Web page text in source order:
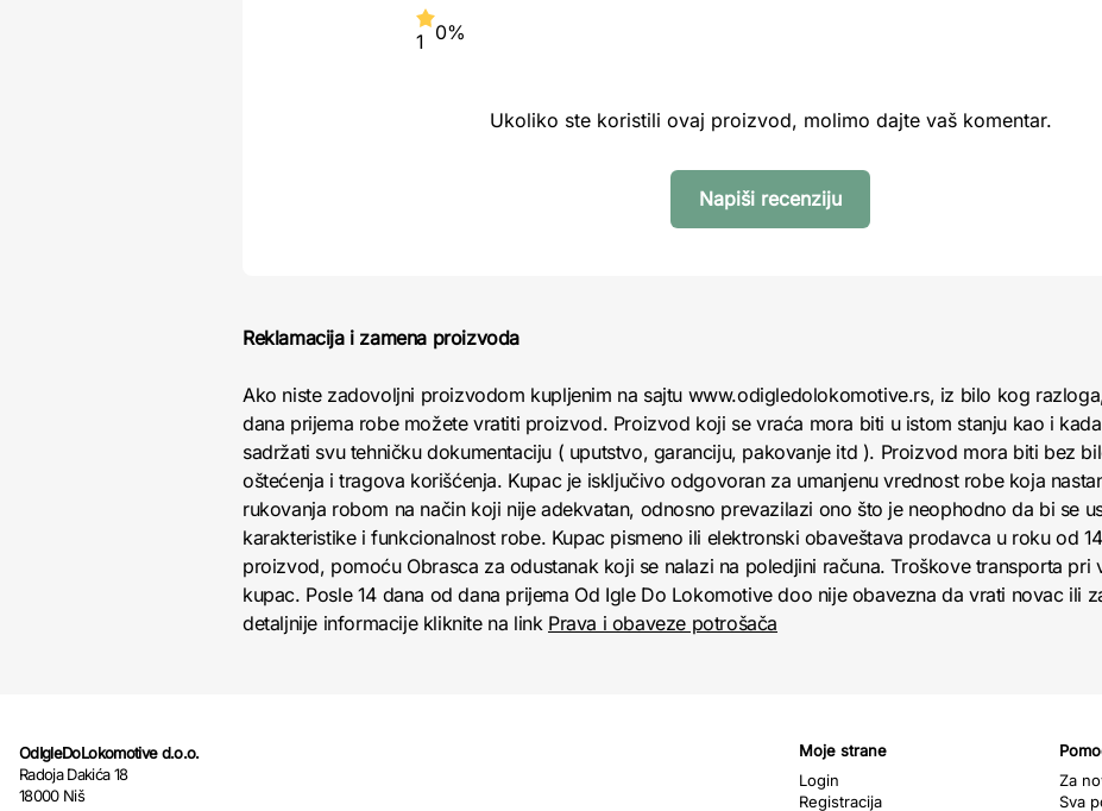
1 0%
Ukoliko ste koristili ovaj proizvod, molimo dajte vaš komentar.
Napiši recenziju
Reklamacija i zamena proizvoda
Ako niste zadovoljni proizvodom kupljenim na sajtu www.odigledolokomotive.rs, iz bilo kog
dana prijema robe možete vratiti proizvod. Proizvod koji se vraća mora biti u istom stanju kao i
sadržati svu tehničku dokumentaciju ( uputstvo, garanciju, pakovanje itd ). Proizvod mora biti bez
oštećenja i tragova korišćenja. Kupac je isključivo odgovoran za umanjenu vrednost robe koja
rukovanja robom na način koji nije adekvatan, odnosno prevazilazi ono što je neophodno da bi se
karakteristike i funkcionalnost robe. Kupac pismeno ili elektronski obaveštava prodavca u roku od
proizvod, pomoću Obrasca za odustanak koji se nalazi na poledjini računa. Troškove transporta pri
kupac. Posle 14 dana od dana prijema Od Igle Do Lokomotive doo nije obavezna da vrati novac ili
detaljnije informacije kliknite na link Prava i obaveze potrošača
OdIgleDoLokomotive d.o.o.
Radoja Dakića 18
18000 Niš
Moje strane
Login
Registracija
Za
Sva